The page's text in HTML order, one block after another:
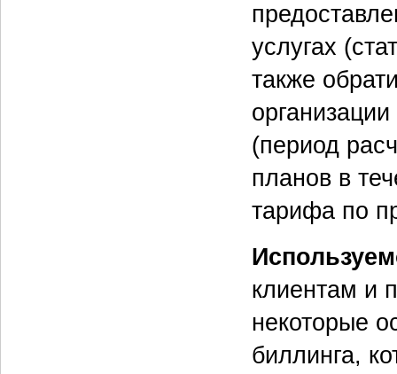
услугах
также
(период
планов в
тарифа по
клиентам и
некоторые
биллинга,